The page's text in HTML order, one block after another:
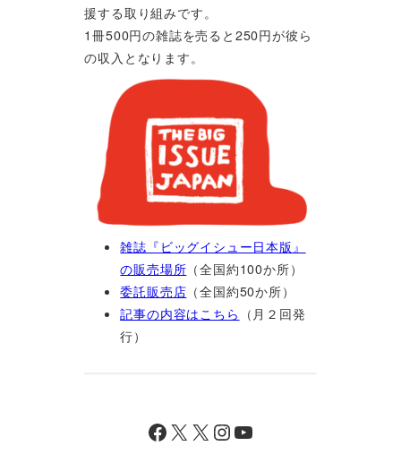
援する取り組みです。
1冊500円の雑誌を売ると250円が彼ら
の収入となります。
雑誌『ビッグイシュー日本版』
の販売場所 （全国約100か所）
委託販売店 （全国約50か所）
記事の内容はこちら （月２回発
行）
Facebook X X InstagramYouTube